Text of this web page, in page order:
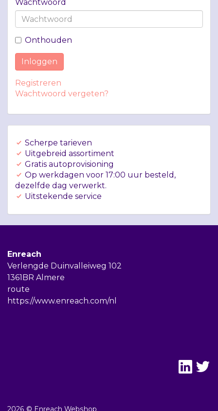
Wachtwoord
Onthouden
Inloggen
Registreren
Wachtwoord vergeten?
Scherpe tarieven
Uitgebreid assortiment
Gratis autoprovisioning
Op werkdagen voor 17:00 uur besteld,
dezelfde dag verwerkt.
Uitstekende service
Enreach
Verlengde Duinvalleiweg 102
1361BR Almere
route
https://www.enreach.com/nl
2026 © Enreach Webshop